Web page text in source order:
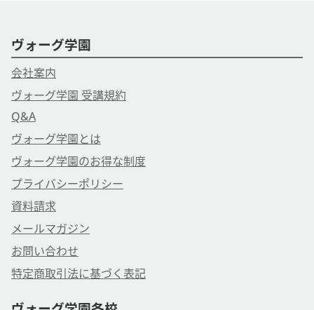
ヴォーグ学園
会社案内
ヴォーグ学園 受講規約
Q&A
ヴォーグ学園とは
ヴォーグ学園のお得な制度
プライバシーポリシー
資料請求
メールマガジン
お問い合わせ
特定商取引法に基づく表記